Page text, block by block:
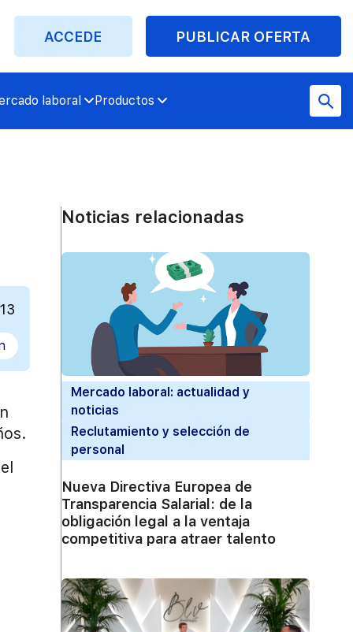
ACCEDE PUBLICAR OFERTA
laboral Productos
Noticias relacionadas
Mercado laboral: actualidad y
noticias
Reclutamiento y selección de
personal
Nueva Directiva Europea de
Transparencia Salarial: de la
obligación legal a la ventaja
competitiva para atraer talento